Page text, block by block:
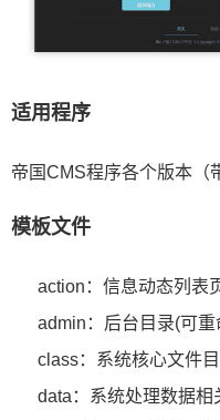
适用程序
帝国CMS程序各个版本（
模板文件
action：信息动态列表
admin：后台目录(可重
class：系统核心文件
data：系统处理数据